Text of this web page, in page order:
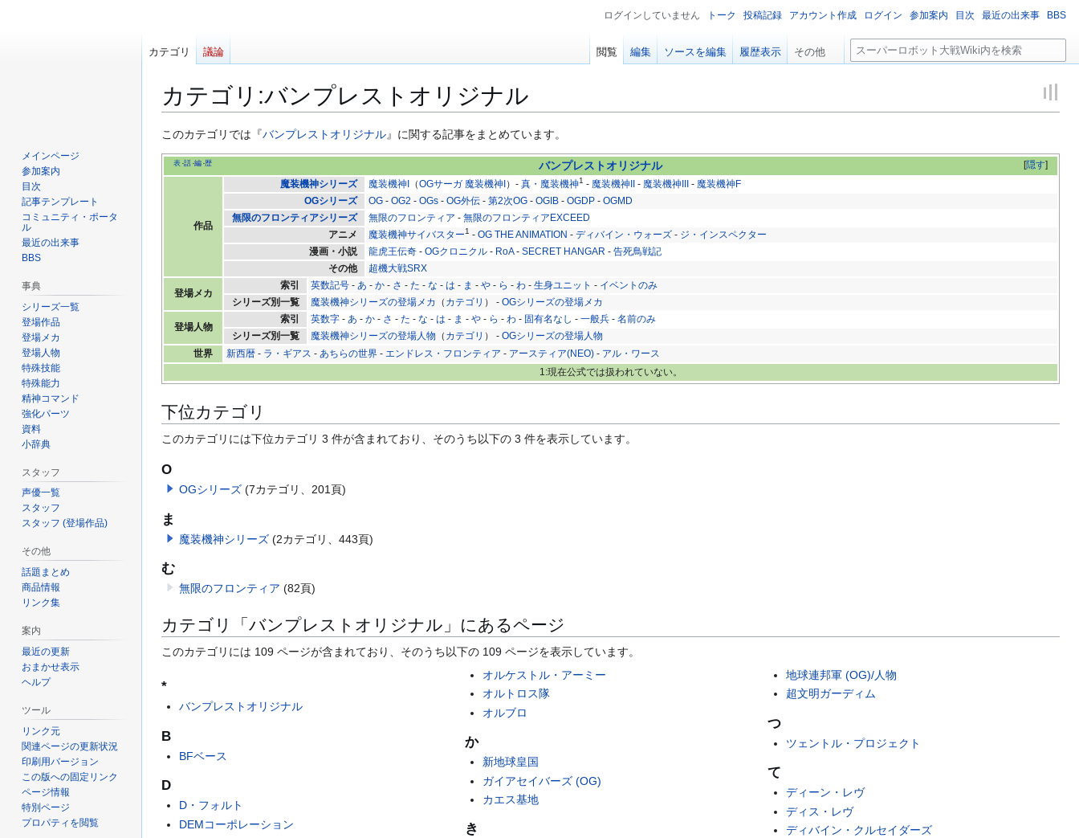
カテゴリ :バンプレストオリジナル
ナ
ビ
移
検
索
このカテゴリでは『バンプレストオリジナル』に関する記事をまとめています。
[隠す]
表 話 編 歴 バンプレストオリジナル
作品
魔装機神シリーズ 魔装機神I （OGサーガ 魔装機神I）-真・魔装機神1 - 魔装機神II - 魔装機神III - 魔装機神F
OGシリーズ
OG -OG2 -OGs -OG外伝 -第2次OG -OGIB -OGDP -OGMD
無限のフロンティアシリーズ
無限のフロンティア -無限のフロンティアEXCEED
アニメ
魔装機神サイバスター1 -OG THE ANIMATION -ディバイン・ウォーズ - ジ・インスペクター
漫画・小説
龍虎王伝奇 -OGクロニクル - RoA-SECRET HANGAR -告死鳥戦記
その他
超機大戦SRX
登場メカ
索引 英数記号 - あ -か - さ -た -な -は - ま -や - ら - わ -生身ユニット - イベントのみ
シリーズ別一覧
魔装機神シリーズの登場メカ （ カテゴリ ） -OGシリーズの登場メカ
登場人物
索引 英数字 - あ -か - さ -た -な -は - ま -や - ら - わ - 固有名なし -一般兵 -名前のみ
シリーズ別一覧
魔装機神シリーズの登場人物 （ カテゴリ ） -OGシリーズの登場人物
世界
新西暦 - ラ・ギアス - あちらの世界 - エンドレス・フロンティア - アースティア(NEO) - アル・ワース
1:現在公式では扱われていない。
下位カテゴリ
このカテゴリには下位カテゴリ 3 件が含まれており、そのうち以下の 3 件を表示しています。
O
OGシリーズ (7カテゴリ、201頁)
ま
魔装機神シリーズ (2カテゴリ、443頁)
む
無限のフロンティア (82頁)
カテゴリ「バンプレストオリジナル」にあるページ
このカテゴリには 109 ページが含まれており、そのうち以下の 109 ページを表示しています。
*
バンプレストオリジナル
B
BFベース
D
D・フォルト
DEMコーポレーション
オルケストル・アーミー
オルトロス隊
オルブロ
か
新地球皇国
ガイアセイバーズ (OG)
カエス基地
き
地球連邦軍 (OG)/人物
超文明ガーディム
つ
ツェントル・プロジェクト
て
ディーン・レヴ
ディス・レヴ
ディバイン・クルセイダーズ
ログインしていません トーク 投稿記録 アカウント作成 ログイン 参加案内 目次 最近の出来事 BBS
カテゴリ 議論 閲覧 編集 ソースを編集 履歴表示 その他
検
索
メインページ
参加案内
目次
記事テンプレート
コミュニティ・ポータ
ル
最近の出来事
BBS
事典
シリーズ一覧
登場作品
登場メカ
登場人物
特殊技能
特殊能力
精神コマンド
強化パーツ
資料
小辞典
スタッフ
声優一覧
スタッフ
スタッフ (登場作品)
その他
話題まとめ
商品情報
リンク集
案内
最近の更新
おまかせ表示
ヘルプ
ツール
リンク元
関連ページの更新状況
印刷用バージョン
この版への固定リンク
ページ情報
特別ページ
プロパティを閲覧